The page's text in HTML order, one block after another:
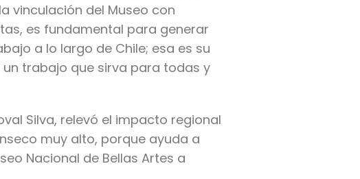
vinculación del Museo con
es fundamental para generar
a lo largo de Chile; esa es su
trabajo que sirva para todas y
Silva, relevó el impacto regional
muy alto, porque ayuda a
Nacional de Bellas Artes a